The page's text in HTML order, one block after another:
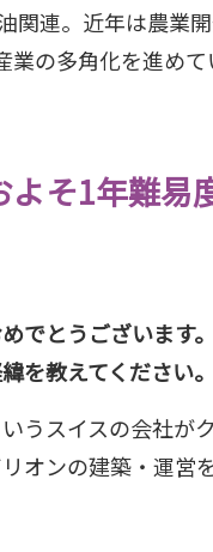
関連。近年は農業
業の多角化を進めて
よそ1年難易
でとうございます
を教えてください。
うスイスの会社が
オンの建築・運営